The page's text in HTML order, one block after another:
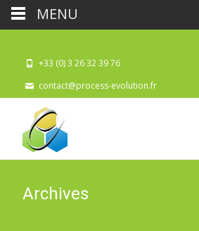
+33 (0) 3 26 32 39 76
contact@process-evolution.fr
Archives
MENU